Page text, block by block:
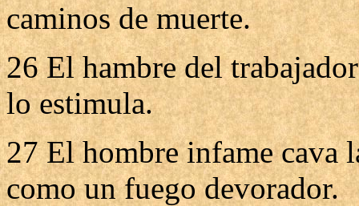
caminos de muerte.
26 El hambre del
lo estimula.
27 El hombre infame cava
como un fuego devorador.